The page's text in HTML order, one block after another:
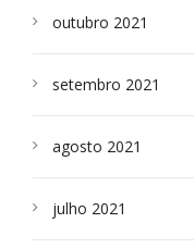
outubro 2021
setembro 2021
agosto 2021
julho 2021